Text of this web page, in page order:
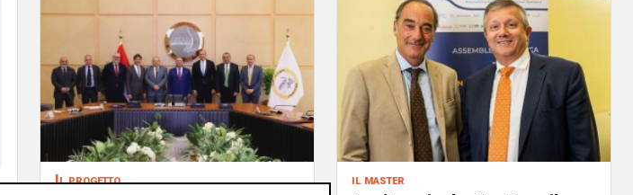
Il progetto il master